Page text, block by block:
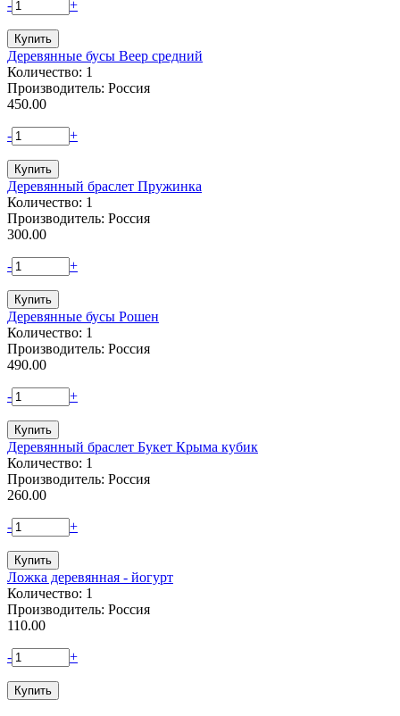
- +
Деревянные бусы Веер средний
Количество: 1
Производитель: Россия
450.00
- +
Деревянный браслет Пружинка
Количество: 1
Производитель: Россия
300.00
- +
Деревянные бусы Рошен
Количество: 1
Производитель: Россия
490.00
- +
Деревянный браслет Букет Крыма кубик
Количество: 1
Производитель: Россия
260.00
- +
Ложка деревянная - йогурт
Количество: 1
Производитель: Россия
110.00
- +